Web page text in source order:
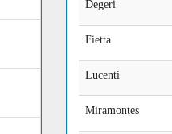
Degeri
Fietta
Lucenti
Miramontes